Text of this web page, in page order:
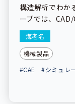
構造解析でわかること 情報・生産技術
ープでは、
海老名
機械製品
#CAE
#シミュレ